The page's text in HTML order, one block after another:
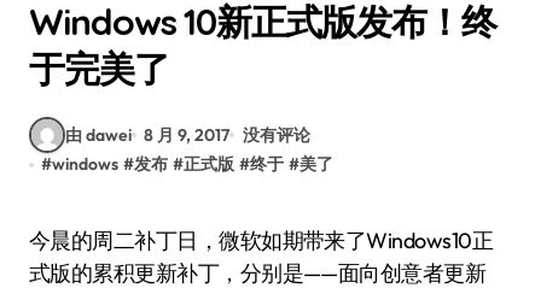
Windows 10新正式版发布！终
于完美了
由 dawei 8 月 9, 2017 没有评论
#windows #发布 #正式版 #终于 #美了
今晨的周二补丁日，微软如期带来了Windows10正
式版的累积更新补丁，分别是——面向创意者更新